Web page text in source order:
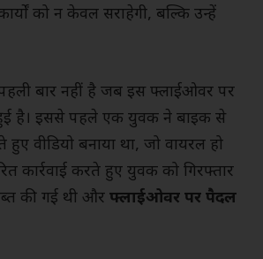
को न केवल सराहेगी, बल्कि उन्हें
बार नहीं है जब इस फ्लाईओवर पर
है। इससे पहले एक युवक ने बाइक से
हुए वीडियो बनाया था, जो वायरल हो
कार्रवाई करते हुए युवक को गिरफ्तार
की गई थी और फ्लाईओवर पर पैदल